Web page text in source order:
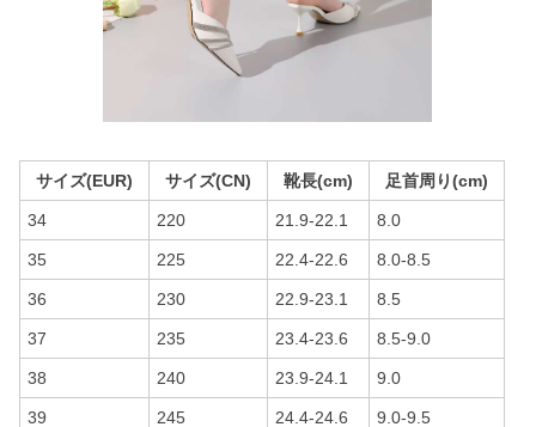
サイズ(EUR) サイズ(CN) 靴長(cm) 足首周り(cm)
34 220 21.9-22.1 8.0
35 225 22.4-22.6 8.0-8.5
36 230 22.9-23.1 8.5
37 235 23.4-23.6 8.5-9.0
38 240 23.9-24.1 9.0
39 245 24.4-24.6 9.0-9.5